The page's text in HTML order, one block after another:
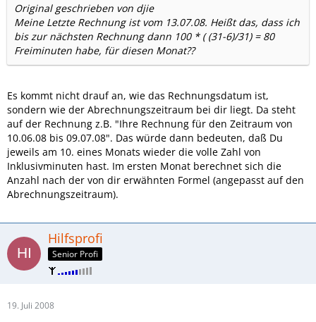
Original geschrieben von djie
Meine Letzte Rechnung ist vom 13.07.08. Heißt das, dass ich
bis zur nächsten Rechnung dann 100 * ( (31-6)/31) = 80
Freiminuten habe, für diesen Monat??
Es kommt nicht drauf an, wie das Rechnungsdatum ist,
sondern wie der Abrechnungszeitraum bei dir liegt. Da steht
auf der Rechnung z.B. "Ihre Rechnung für den Zeitraum von
10.06.08 bis 09.07.08". Das würde dann bedeuten, daß Du
jeweils am 10. eines Monats wieder die volle Zahl von
Inklusivminuten hast. Im ersten Monat berechnet sich die
Anzahl nach der von dir erwähnten Formel (angepasst auf den
Abrechnungszeitraum).
Hilfsprofi
Senior Profi
19. Juli 2008